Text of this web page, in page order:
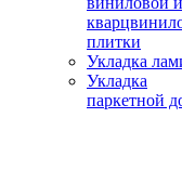
плитки
Укладка
Укладка
паркетной